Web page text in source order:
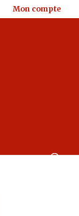
Mon compte